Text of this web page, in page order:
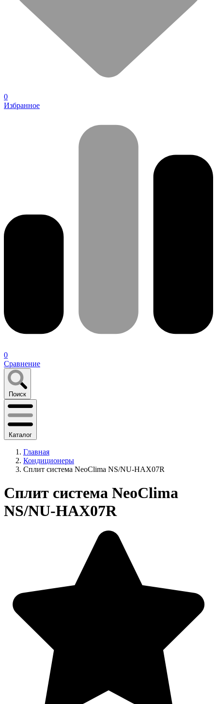
0
Избранное
0
Сравнение
Поиск
Каталог
Главная
Кондиционеры
Сплит система NeoClima NS/NU-HAX07R
Сплит система NeoClima
NS/NU-HAX07R